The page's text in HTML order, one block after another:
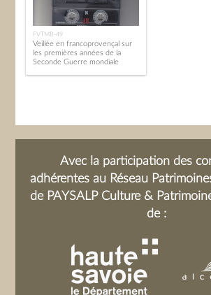
FVTMB-49
Veillée en francoprovençal sur
les premières années de la
Seconde Guerre mondiale
Avec la participation des
adhérentes au Réseau
de PAYSALP Culture &
de :